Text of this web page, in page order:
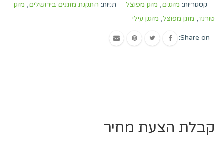
קטגוריות: מזגנים, מזגן מפוצל תגיות: התקנת מזגנים בירושלים, מזגן
טורנד, מזגן מפוצל, מזגנן עילי
Share on:
קבלת הצעת מחיר